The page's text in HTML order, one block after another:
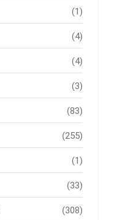
(1)
(4)
(4)
(3)
(83)
(255)
(1)
(33)
(308)